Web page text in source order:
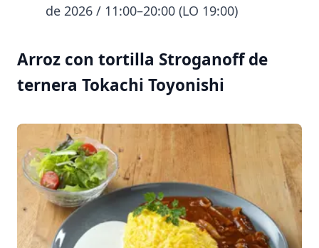
de 2026 / 11:00–20:00 (LO 19:00)
Arroz con tortilla Stroganoff de
ternera Tokachi Toyonishi